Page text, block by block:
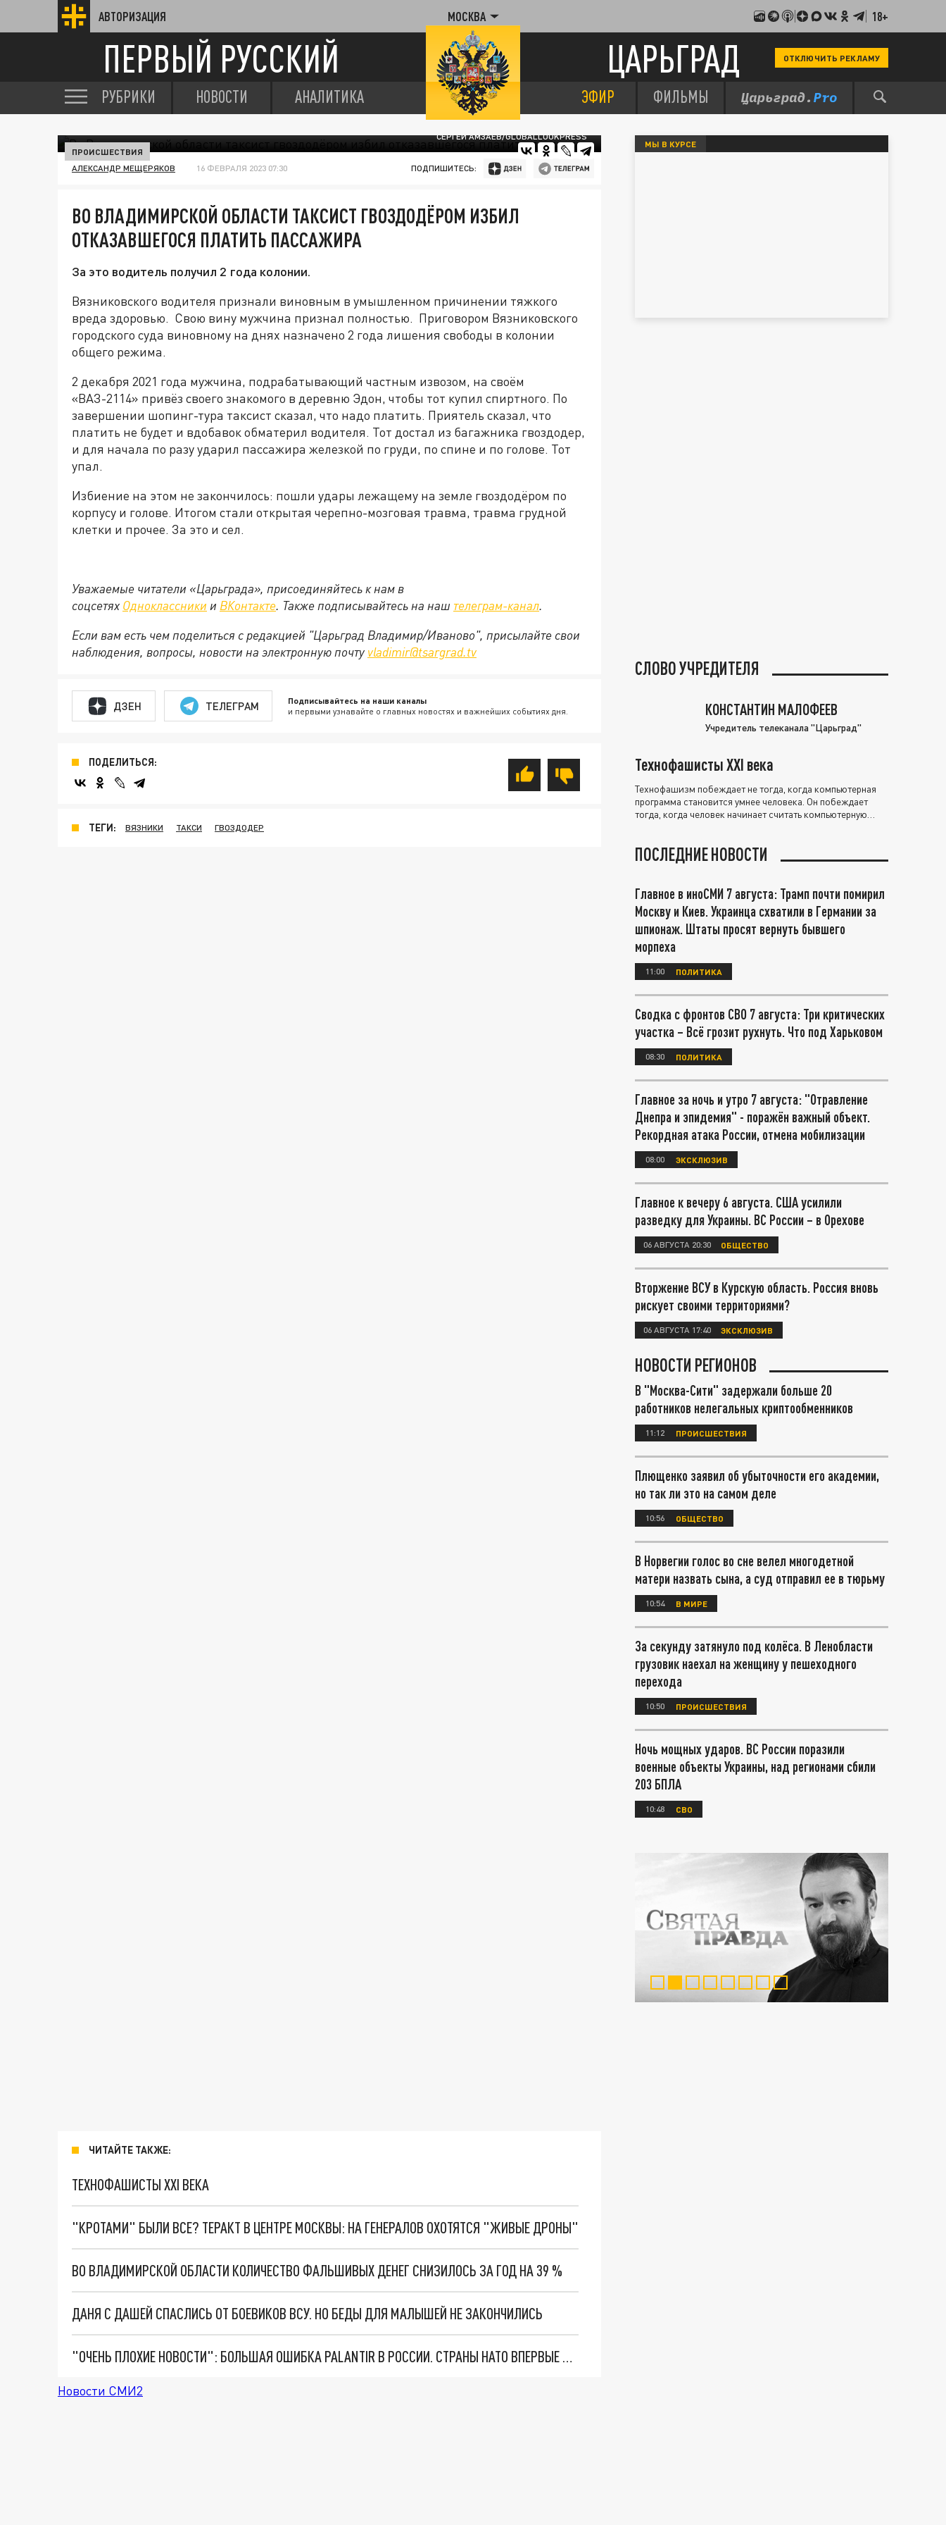
АВТОРИЗАЦИЯ МОСКВА 18+
ПЕРВЫЙ РУССКИЙ ЦАРЬГРАД ОТКЛЮЧИТЬ РЕКЛАМУ
РУБРИКИ НОВОСТИ АНАЛИТИКА ЭФИР ФИЛЬМЫ
СЕРГЕЙ АМЗАЕВ/GLOBALLOOKPRESS
ПРОИСШЕСТВИЯ
АЛЕКСАНДР МЕЩЕРЯКОВ 16 ФЕВРАЛЯ 2023 07:30 ПОДПИШИТЕСЬ:
ВО ВЛАДИМИРСКОЙ ОБЛАСТИ ТАКСИСТ ГВОЗДОДЁРОМ ИЗБИЛ
ОТКАЗАВШЕГОСЯ ПЛАТИТЬ ПАССАЖИРА
За это водитель получил 2 года колонии.
Вязниковского водителя признали виновным в умышленном причинении тяжкого
вреда здоровью. Свою вину мужчина признал полностью. Приговором Вязниковского
городского суда виновному на днях назначено 2 года лишения свободы в колонии
общего режима.
2 декабря 2021 года мужчина, подрабатывающий частным извозом, на своём
«ВАЗ-2114» привёз своего знакомого в деревню Эдон, чтобы тот купил спиртного. По
завершении шопинг-тура таксист сказал, что надо платить. Приятель сказал, что
платить не будет и вдобавок обматерил водителя. Тот достал из багажника гвоздодер,
и для начала по разу ударил пассажира железкой по груди, по спине и по голове. Тот
упал.
Избиение на этом не закончилось: пошли удары лежащему на земле гвоздодёром по
корпусу и голове. Итогом стали открытая черепно-мозговая травма, травма грудной
клетки и прочее. За это и сел.
Уважаемые читатели «Царьграда», присоединяйтесь к нам в
соцсетях Одноклассники и ВКонтакте. Также подписывайтесь на наш телеграм-канал.
Если вам есть чем поделиться с редакцией "Царьград Владимир/Иваново", присылайте свои
наблюдения, вопросы, новости на электронную почту vladimir@tsargrad.tv
ДЗЕН ТЕЛЕГРАМ Подписывайтесь на наши каналы
и первыми узнавайте о главных новостях и важнейших событиях дня.
ПОДЕЛИТЬСЯ:
ТЕГИ: ВЯЗНИКИ ТАКСИ ГВОЗДОДЕР
ЧИТАЙТЕ ТАКЖЕ:
ТЕХНОФАШИСТЫ XXI ВЕКА
"КРОТАМИ" БЫЛИ ВСЕ? ТЕРАКТ В ЦЕНТРЕ МОСКВЫ: НА ГЕНЕРАЛОВ ОХОТЯТСЯ "ЖИВЫЕ ДРОНЫ"
ВО ВЛАДИМИРСКОЙ ОБЛАСТИ КОЛИЧЕСТВО ФАЛЬШИВЫХ ДЕНЕГ СНИЗИЛОСЬ ЗА ГОД НА 39 %
ДАНЯ С ДАШЕЙ СПАСЛИСЬ ОТ БОЕВИКОВ ВСУ. НО БЕДЫ ДЛЯ МАЛЫШЕЙ НЕ ЗАКОНЧИЛИСЬ
"ОЧЕНЬ ПЛОХИЕ НОВОСТИ": БОЛЬШАЯ ОШИБКА PALANTIR В РОССИИ. СТРАНЫ НАТО ВПЕРВЫЕ ЗА СВО ОСТАНОВИЛИ ПОСТАВКИ ОРУЖИЯ. ВСУ ТЕРЯЮТ ПРИГРАНИЧЬЕ?
Новости СМИ2
МЫ В КУРСЕ
СЛОВО УЧРЕДИТЕЛЯ
КОНСТАНТИН МАЛОФЕЕВ
Учредитель телеканала "Царьград"
Технофашисты XXI века
Технофашизм побеждает не тогда, когда компьютерная
программа становится умнее человека. Он побеждает
тогда, когда человек начинает считать компьютерную
ПОСЛЕДНИЕ НОВОСТИ
Главное в иноСМИ 7 августа: Трамп почти помирил
Москву и Киев. Украинца схватили в Германии за
шпионаж. Штаты просят вернуть бывшего
морпеха
11:00 ПОЛИТИКА
Сводка с фронтов СВО 7 августа: Три критических
участка – Всё грозит рухнуть. Что под Харьковом
08:30 ПОЛИТИКА
Главное за ночь и утро 7 августа: "Отравление
Днепра и эпидемия" - поражён важный объект.
Рекордная атака России, отмена мобилизации
08:00 ЭКСКЛЮЗИВ
Главное к вечеру 6 августа. США усилили
разведку для Украины. ВС России – в Орехове
06 АВГУСТА 20:30 ОБЩЕСТВО
Вторжение ВСУ в Курскую область. Россия вновь
рискует своими территориями?
06 АВГУСТА 17:40 ЭКСКЛЮЗИВ
НОВОСТИ РЕГИОНОВ
В "Москва-Сити" задержали больше 20
работников нелегальных криптообменников
11:12 ПРОИСШЕСТВИЯ
Плющенко заявил об убыточности его академии,
но так ли это на самом деле
10:56 ОБЩЕСТВО
В Норвегии голос во сне велел многодетной
матери назвать сына, а суд отправил ее в тюрьму
10:54 В МИРЕ
За секунду затянуло под колёса. В Ленобласти
грузовик наехал на женщину у пешеходного
перехода
10:50 ПРОИСШЕСТВИЯ
Ночь мощных ударов. ВС России поразили
военные объекты Украины, над регионами сбили
203 БПЛА
10:48 СВО